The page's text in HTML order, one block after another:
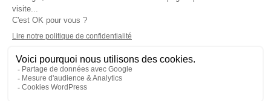
Contactez-nous-Mentions légales-CGV-Politique de
confidentialité-Gestion des cookies